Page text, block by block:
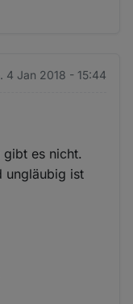
4 Jan 2018 - 15:44
es nicht.
ungläubig ist